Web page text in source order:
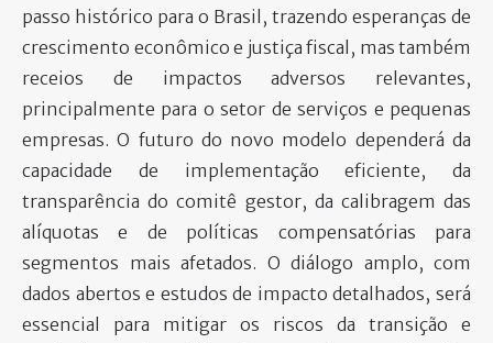
passo histórico para o Brasil, trazendo esperanças de
crescimento econômico e justiça fiscal, mas também
receios de impactos adversos relevantes,
principalmente para o setor de serviços e pequenas
empresas. O futuro do novo modelo dependerá da
capacidade de implementação eficiente, da
transparência do comitê gestor, da calibragem das
alíquotas e de políticas compensatórias para
segmentos mais afetados. O diálogo amplo, com
dados abertos e estudos de impacto detalhados, será
essencial para mitigar os riscos da transição e